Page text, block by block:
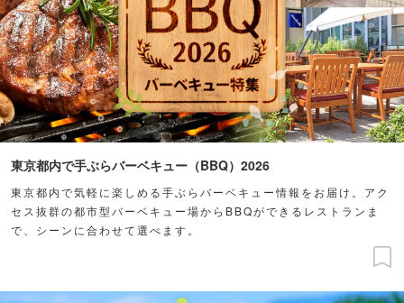
東京都内で手ぶらバーベキュー（BBQ）2026
東京都内で気軽に楽しめる手ぶらバーベキュー情報をお届け。アク
セス抜群の都市型バーベキュー場からBBQができるレストランま
で、シーンに合わせて選べます。